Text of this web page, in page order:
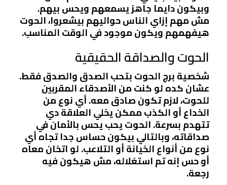
وبيكون دايما جاهز يسمعهم ويحس بيهم.
مش مهم إزاي الناس حواليهم بيشعروا، الحوت
هيفهمهم ويكون موجود في الوقت المناسب.
الحوت والصداقة الحقيقية
شخصية برج الحوت بتحب الصدق والصدق فقط.
عشان كده لو كنت من الأصدقاء المقربين
للحوت، لازم تكون صادق معه. أي نوع من
الخداع أو الكذب ممكن يخلي العلاقة دي
تتهدم بسرعة. الحوت يحب يحس بالأمان في
صداقاته، وبالتالي بيكون حساس جدا تجاه أي
نوع من أنواع الخيانة أو التلاعب. لو اتخان معاه
أو حس إنه تم استغلاله، مش هيكون فيه
رجعة.